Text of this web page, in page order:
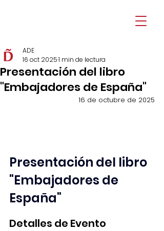
Presentación del libro
"Embajadores de España"
ADE
16 oct 20251 min de lectura
16 de octubre de 2025
Presentación del libro
"Embajadores de
España"
Detalles de Evento